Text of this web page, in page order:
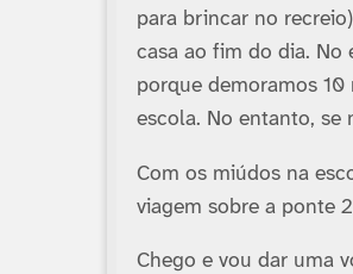
para brincar no
casa ao fim do dia. No
porque demoramos
escola. No entanto, se
Com os miúdos na
viagem sobre a ponte
Chego e vou dar uma